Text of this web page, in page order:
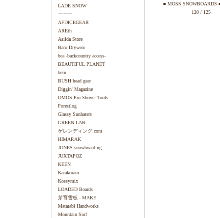
LADE SNOW
ーーー
AFDICEGEAR
AREth
Asilda Store
Baro Drywear
bca -backcountry access-
BEAUTIFUL PLANET
bern
BUSH head gear
Diggin' Magazine
DMOS Pro Shovel Tools
Forestlog
Glassy Sunhaters
GREEN.LAB
ゲレンディング.com
HIMARAK
JONES snowboarding
JUXTAPOZ
KEEN
Karakoram
Kossymix
LOADED Boards
芽育雪板 - MAKE
Matatabi Handworks
Mountain Surf
■ MOSS SNOWBOARDS
120 / 125